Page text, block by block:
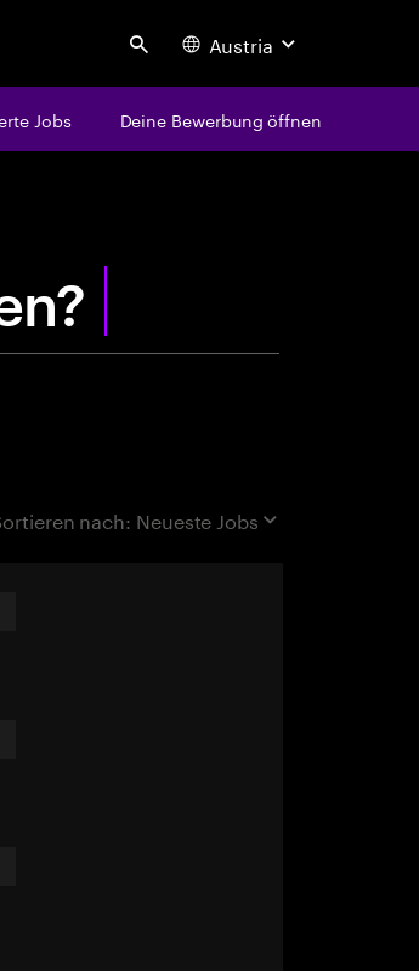
Search Austria
Jobs Deine Bewerbung öffnen
nach: Neueste Jobs